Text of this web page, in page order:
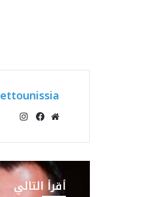
ettounissia
الويب
أقرأ التالي